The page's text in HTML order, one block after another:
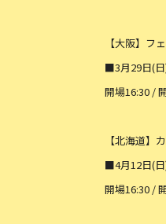
【大阪】フ
■3月29日(
開場16:30 /
【北海道】
■4月12日(
開場16:30 /